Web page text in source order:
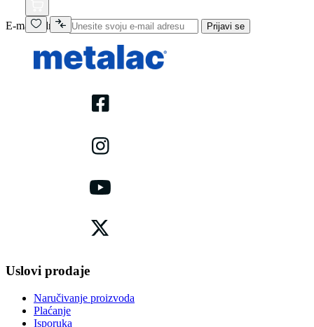
E-mail adresa Prijavi se
Uslovi prodaje
Naručivanje proizvoda
Plaćanje
Isporuka